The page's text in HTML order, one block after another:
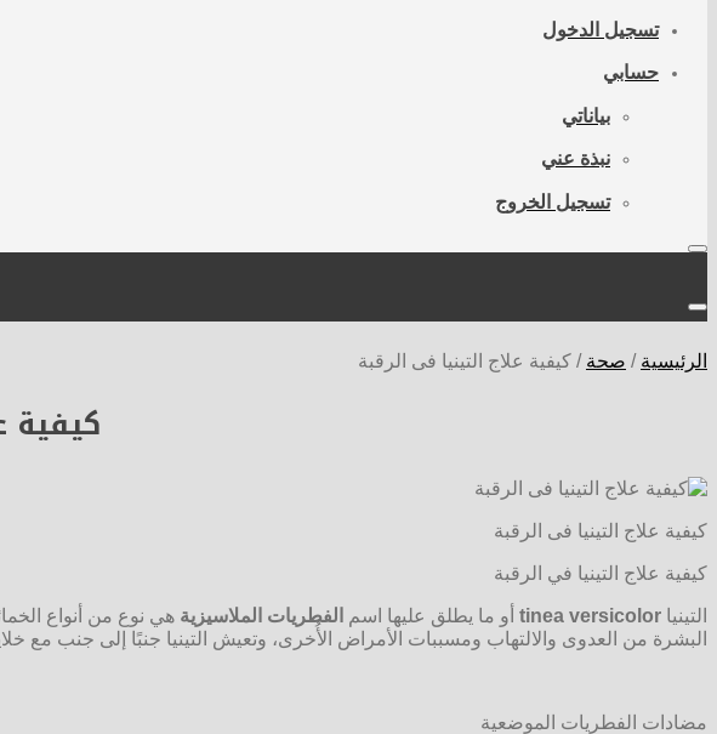
تسجيل الدخول
حسابي
بياناتي
نبذة عني
تسجيل الخروج
الرئيسية / صحة / كيفية علاج التينيا فى الرقبة
كيفية
كيفية علاج التينيا فى الرقبة
كيفية علاج التينيا في الرقبة
التينيا tinea versicolor أو ما يطلق عليها اسم الفطريات الملاسيزية هي نوع من أنواع
البشرة من العدوى والالتهاب ومسببات الأمراض الأُخرى، وتعيش التينيا جنبًا إلى جنب مع
مضادات الفطريات الموضعية